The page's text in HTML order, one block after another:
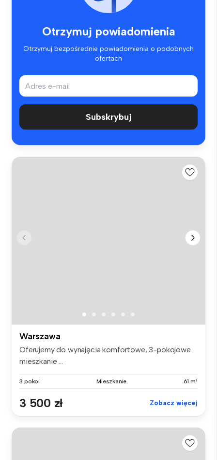
Otrzymuj powiadomienia
Otrzymuj bezpośrednie powiadomienia o podobnych
ofertach
Subskrybuj
Warszawa
Oferujemy do wynajęcia komfortowe, 3-pokojowe
mieszkanie ...
3 pokoi Mieszkanie 61 m²
3 500 zł Zobacz więcej